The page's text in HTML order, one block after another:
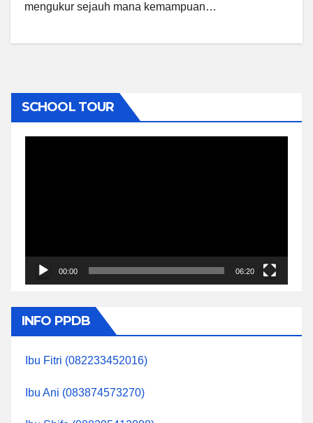
mengukur sejauh mana kemampuan…
SCHOOL TOUR
00:00 06:20
INFO PPDB
Ibu Fitri (082233452016)
Ibu Ani (083874573270)